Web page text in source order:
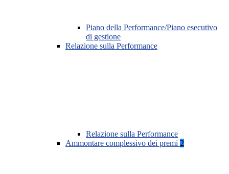
Piano della Performance/Piano esecutivo
di gestione
Relazione sulla Performance
Relazione sulla Performance
Ammontare complessivo dei premi 2